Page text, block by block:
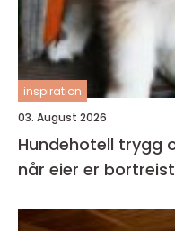
inspiration
03. August 2026
Hundehotell trygg og fleksibel pass av hund
når eier er bortreist